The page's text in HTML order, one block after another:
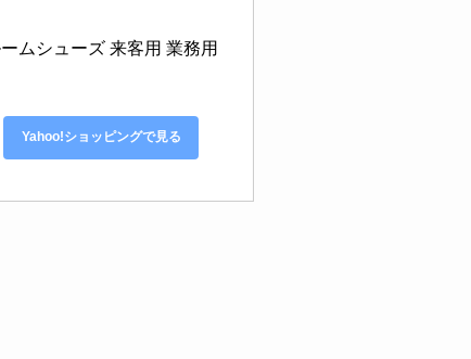
ムシューズ 来客用 業務用
Yahoo!ショッピングで見る